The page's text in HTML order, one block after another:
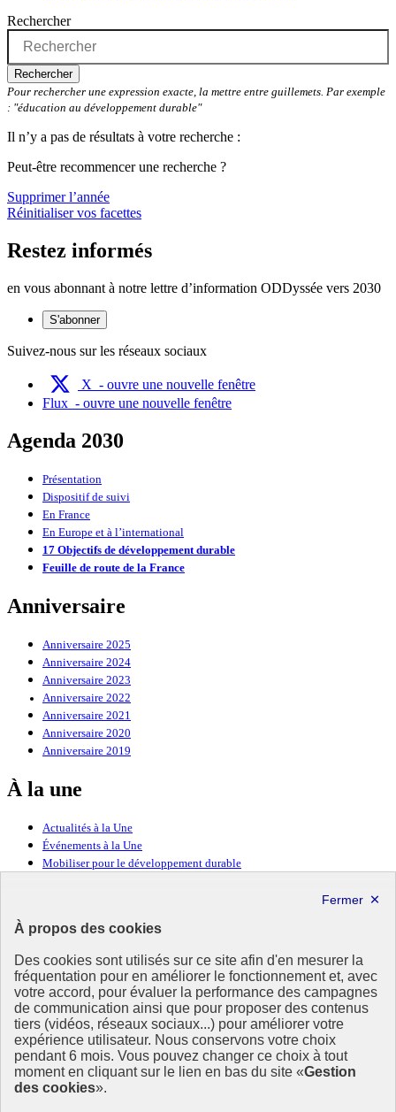
À propos des cookies
Des cookies sont utilisés sur ce site afin d'en mesurer la
fréquentation pour en améliorer le fonctionnement et, avec
votre accord, pour évaluer la performance des campagnes
de communication ainsi que pour proposer des contenus
tiers (vidéos, réseaux sociaux...) pour améliorer votre
expérience utilisateur. Nous conservons votre choix
pendant 6 mois. Vous pouvez changer ce choix à tout
moment en cliquant sur le lien en bas du site «Gestion
des cookies».
Rechercher
Rechercher
Pour rechercher une expression exacte, la mettre entre guillemets. Par exemple
: "éducation au développement durable"
Il n’y a pas de résultats à votre recherche :
Peut-être recommencer une recherche ?
Supprimer l’année
Réinitialiser vos facettes
Restez informés
en vous abonnant à notre lettre d’information ODDyssée vers 2030
S'abonner
Suivez-nous sur les réseaux sociaux
X - ouvre une nouvelle fenêtre
Flux - ouvre une nouvelle fenêtre
Agenda 2030
Présentation
Dispositif de suivi
En France
En Europe et à l’international
17 Objectifs de développement durable
Feuille de route de la France
Anniversaire
Anniversaire 2025
Anniversaire 2024
Anniversaire 2023
Anniversaire 2022
Anniversaire 2021
Anniversaire 2020
Anniversaire 2019
À la une
Actualités à la Une
Événements à la Une
Mobiliser pour le développement durable
Ressources
Ressources
La Méth’ODD
Gouvernement
Ce site propose l’information de référence concernant l’Agenda
2030 et la feuille de route de la France. Il valorise la mobilisation de
tous les acteurs.